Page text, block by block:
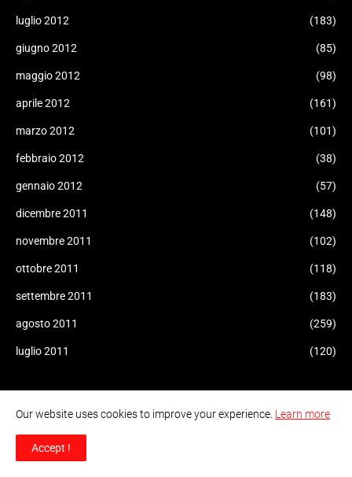
luglio 2012 (183)
giugno 2012 (85)
maggio 2012 (98)
aprile 2012 (161)
marzo 2012 (101)
febbraio 2012 (38)
gennaio 2012 (57)
dicembre 2011 (148)
novembre 2011 (102)
ottobre 2011 (118)
settembre 2011 (183)
agosto 2011 (259)
luglio 2011 (120)
Our website uses cookies to improve your experience. Learn more
Accept !